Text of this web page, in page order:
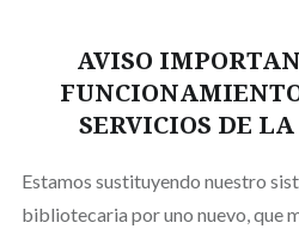
AVISO
SERVICIOS DE
Estamos sustituyendo nuestro
bibliotecaria por uno nuevo, que